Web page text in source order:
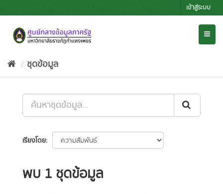
to
เข้าสู่ระบบ
ชุดข้อมูล
เรียงโดย
พบ 1 ชุดข้อมูล